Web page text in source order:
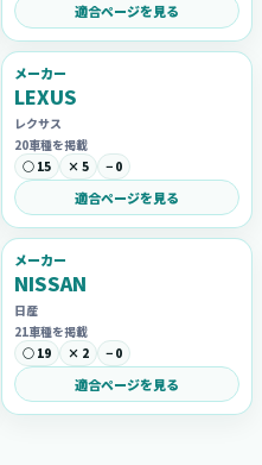
適合ページを見る
メーカー
LEXUS
レクサス
20車種を掲載
○ 15
× 5 − 0
適合ページを見る
メーカー
NISSAN
日産
21車種を掲載
○ 19
× 2 − 0
適合ページを見る